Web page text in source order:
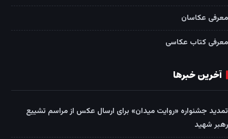
معرفی عکاسان
معرفی کتاب عکاسی
آخرین خبرها
تمدید جشنواره «روایت میدان» برای ارسال عکس از مراسم تشییع
رهبر شهید